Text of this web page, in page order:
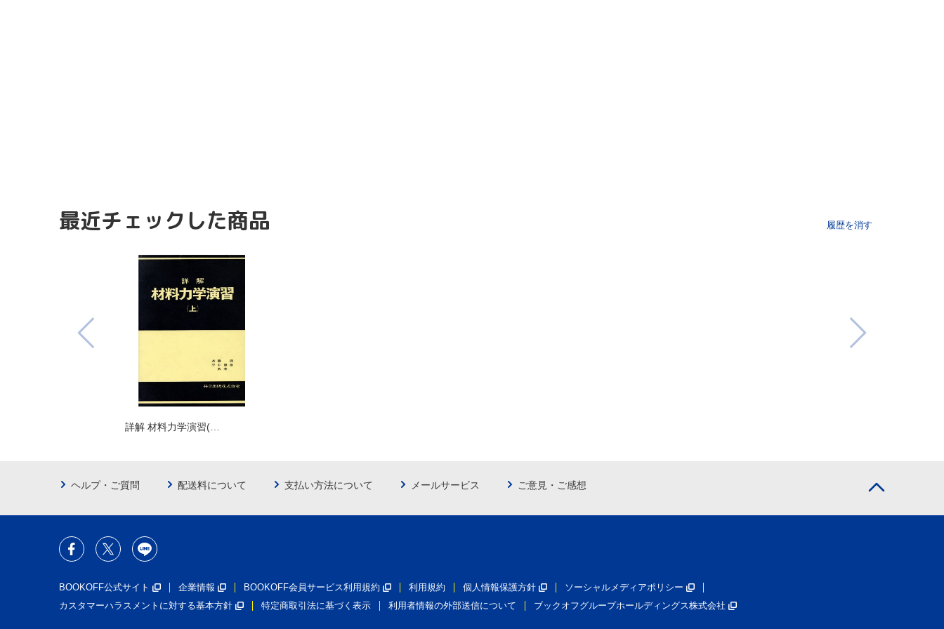
最近チェックした商品 履歴を消す
詳解 材料力学演習(…
ヘルプ・ご質問 配送料について 支払い方法について メールサービス ご意見・ご感想
BOOKOFF公式サイト 企業情報 BOOKOFF会員サービス利用規約 利用規約 個人情報保護方針
ソーシャルメディアポリシー
カスタマーハラスメントに対する基本方針
特定商取引法に基づく表示 利用者情報の外部送信について ブックオフグループホールディングス株式会社